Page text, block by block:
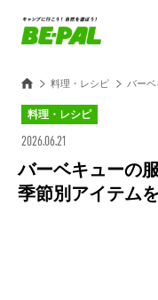
料理・レシピ バー
料理・レシピ
2026.06.21
バーベキューの
季節別アイテム